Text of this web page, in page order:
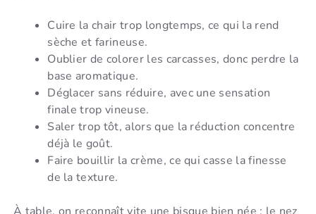
Cuire la chair trop longtemps, ce qui la rend
sèche et farineuse.
Oublier de colorer les carcasses, donc perdre la
base aromatique.
Déglacer sans réduire, avec une sensation
finale trop vineuse.
Saler trop tôt, alors que la réduction concentre
déjà le goût.
Faire bouillir la crème, ce qui casse la finesse
de la texture.